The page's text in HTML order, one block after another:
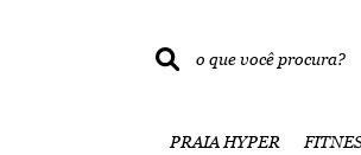
PRAIA HYPER